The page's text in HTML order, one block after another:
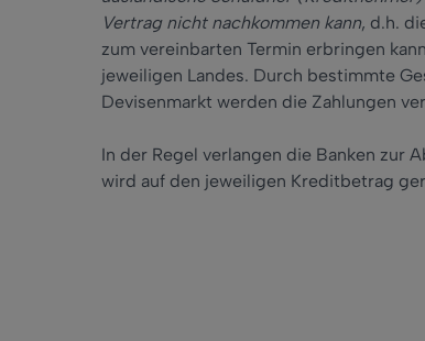
Vertrag nicht nachkommen kann, d.h.
zum vereinbarten Termin erbringen
jeweiligen Landes. Durch bestimmte
Devisenmarkt werden die Zahlungen
In der Regel verlangen die Banken zur
wird auf den jeweiligen Kreditbetrag